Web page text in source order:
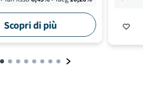
Scopri di più